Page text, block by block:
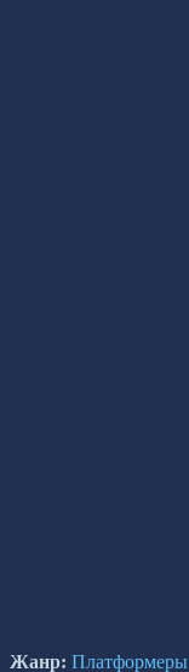
Жанр: Платформеры